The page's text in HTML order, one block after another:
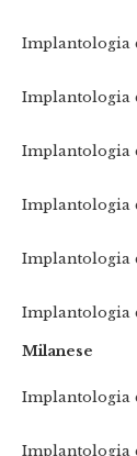
Implantologia
Implantologia
Implantologia
Implantologia
Implantologia
Implantologia
Milanese
Implantologia
Implantologia